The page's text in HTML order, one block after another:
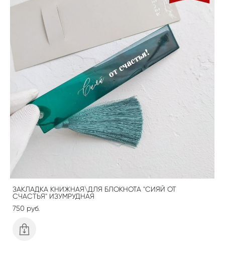
ЗАКЛАДКА КНИЖНАЯ\ДЛЯ БЛОКНОТА "СИЯЙ ОТ
СЧАСТЬЯ" ИЗУМРУДНАЯ
750 pуб.